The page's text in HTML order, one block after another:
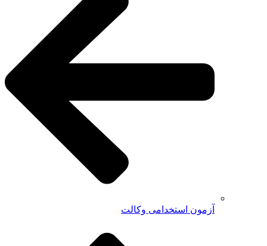
آزمون استخدامی وکالت